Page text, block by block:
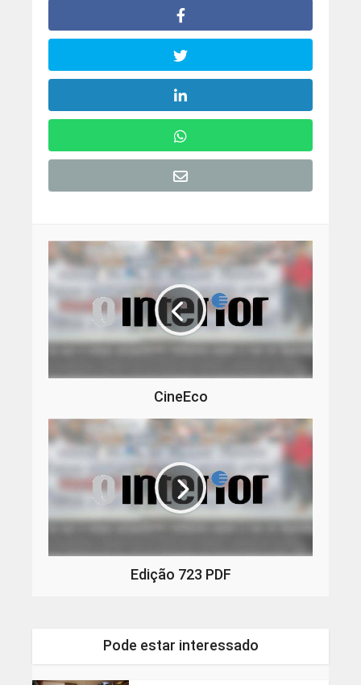
CineEco
Edição 723 PDF
Pode estar interessado